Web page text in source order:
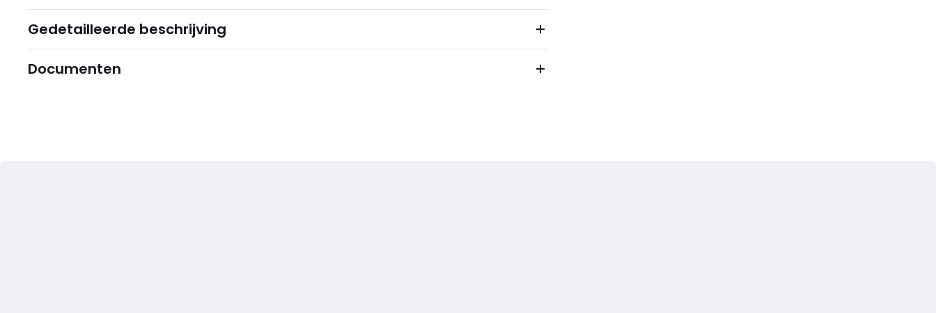
Gedetailleerde beschrijving
Documenten